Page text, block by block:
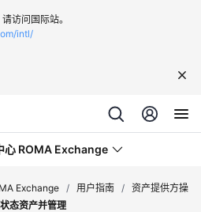
访问国际站。
intl/
心 ROMA Exchange
Exchange / 用户指南 / 资产提供方操
态资产并管理